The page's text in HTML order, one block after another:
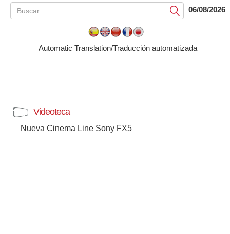
Submit06/08/2026
Automatic Translation/Traducción automatizada
Videoteca
Nueva Cinema Line Sony FX5